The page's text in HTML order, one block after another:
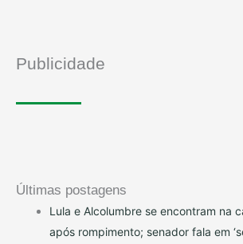
Publicidade
Últimas postagens
Lula e Alcolumbre se encontram na
após rompimento; senador fala em